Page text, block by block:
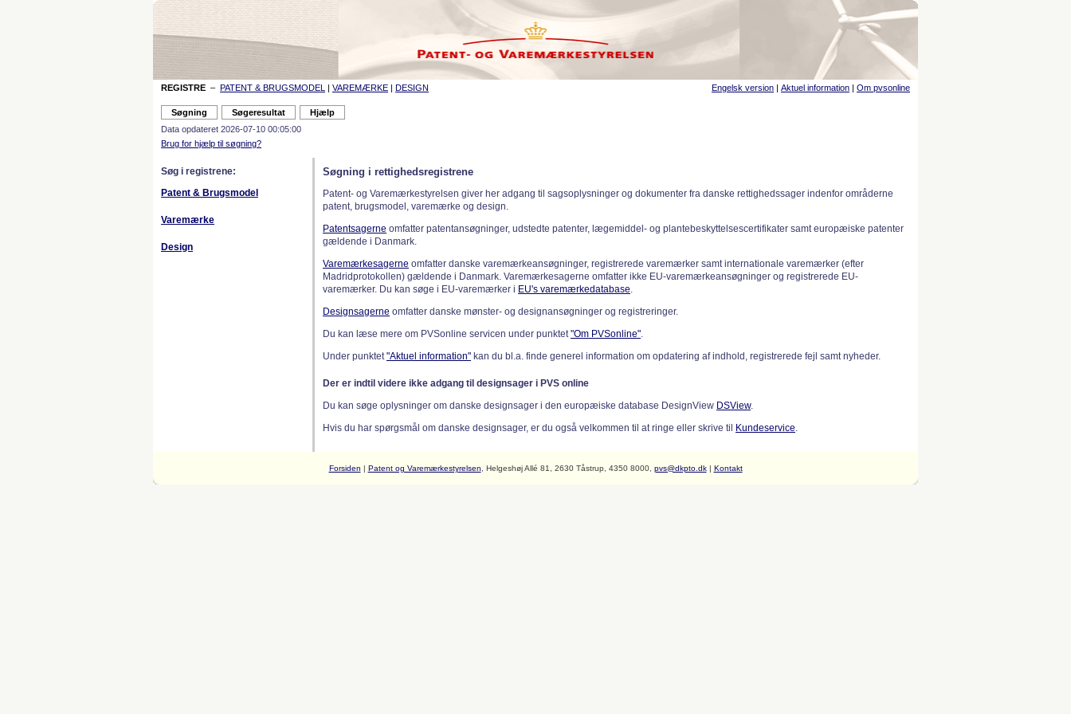
REGISTRE – PATENT & BRUGSMODEL | VAREMÆRKE | DESIGN Engelsk version | Aktuel information | Om pvsonline
Data opdateret 2026-07-10 00:05:00
Brug for hjælp til søgning?
Søg i registrene:
Patent & Brugsmodel
Varemærke
Design
Søgning i rettighedsregistrene
Patent- og Varemærkestyrelsen giver her adgang til sagsoplysninger og dokumenter fra danske rettighedssager indenfor områderne
patent, brugsmodel, varemærke og design.
Patentsagerne omfatter patentansøgninger, udstedte patenter, lægemiddel- og plantebeskyttelsescertifikater samt europæiske patenter
gældende i Danmark.
Varemærkesagerne omfatter danske varemærkeansøgninger, registrerede varemærker samt internationale varemærker (efter
Madridprotokollen) gældende i Danmark. Varemærkesagerne omfatter ikke EU-varemærkeansøgninger og registrerede EU-
varemærker. Du kan søge i EU-varemærker i EU's varemærkedatabase.
Designsagerne omfatter danske mønster- og designansøgninger og registreringer.
Du kan læse mere om PVSonline servicen under punktet"Om PVSonline".
Under punktet"Aktuel information" kan du bl.a. finde generel information om opdatering af indhold, registrerede fejl samt nyheder.
Der er indtil videre ikke adgang til designsager i PVS online
Du kan søge oplysninger om danske designsager i den europæiske database DesignView DSView.
Hvis du har spørgsmål om danske designsager, er du også velkommen til at ringe eller skrive til
Kundeservice.
Forsiden | Patent og Varemærkestyrelsen , Helgeshøj Allé 81, 2630 Tåstrup, 4350 8000, pvs@dkpto.dk| Kontakt